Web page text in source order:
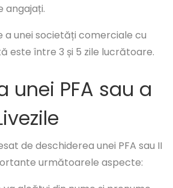
angajați.
a unei societăți comerciale cu
este între 3 și 5 zile lucrătoare.
unei PFA sau a
de deschiderea unei PFA sau II
următoarele aspecte: